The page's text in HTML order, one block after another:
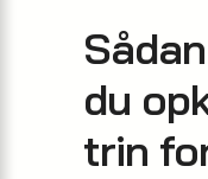
du
trin